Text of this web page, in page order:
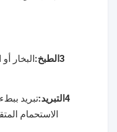
3الطبخ:
البخار
4التبريد:
تبريد
الاستحمام المتقطعة لمدة